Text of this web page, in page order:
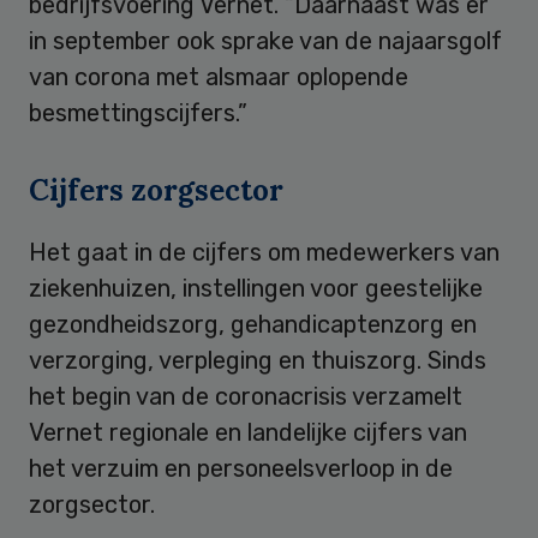
in september ook sprake van de najaarsgolf
van corona met alsmaar oplopende
besmettingscijfers.”
Cijfers zorgsector
Het gaat in de cijfers om medewerkers van
ziekenhuizen, instellingen voor geestelijke
gezondheidszorg, gehandicaptenzorg en
verzorging, verpleging en thuiszorg. Sinds
het begin van de coronacrisis verzamelt
Vernet regionale en landelijke cijfers van
het verzuim en personeelsverloop in de
zorgsector.